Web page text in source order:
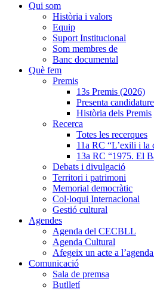
Qui som
Història i valors
Equip
Suport Institucional
Som membres de
Banc documental
Què fem
Premis
13s Premis (2026)
Presenta
Història dels Premis
Recerca
Totes les recerques
11a RC “L’exili i
13a RC “1975. El
Debats i divulgació
Territori i patrimoni
Memorial democràtic
Col·loqui Internacional
Gestió cultural
Agendes
Agenda del CECBLL
Agenda Cultural
Afegeix un acte a
Comunicació
Sala de premsa
Butlletí